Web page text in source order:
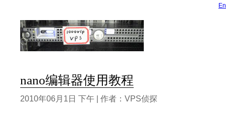
nano编辑器使用教程
2010年06月1日 下午 | 作者：VPS侦探